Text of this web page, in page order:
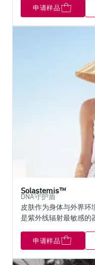
款可以减少皮肤敏感
且没有任何反应和不适的温
Dermolea MB，是一款
类成分，可以减少皮
申请样品
Solastemis™
DNA守护盾
皮肤作为身体与外界环
是紫外线辐射最敏感的
Solastemis™通过保护
伤害，促进内源性DNA
用。它保存了表皮的干
申请样品